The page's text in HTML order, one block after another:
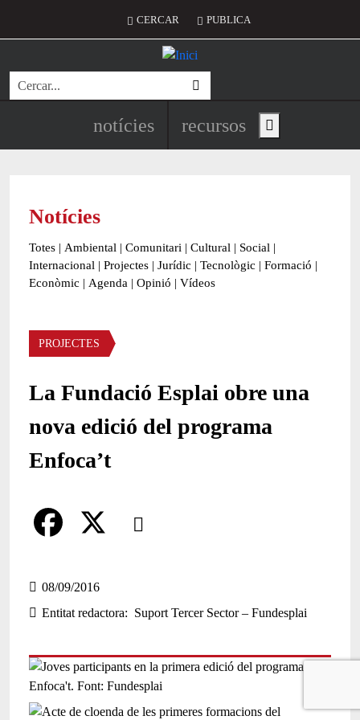
Menú del compte d'usuari
CERCAR PUBLICA
Cerca
Navegació principal de
notícies recursos Show main menu
Notícies
Totes | Ambiental | Comunitari | Cultural | Social |
Internacional | Projectes | Jurídic | Tecnològic | Formació |
Econòmic | Agenda | Opinió | Vídeos
Àmbit de la notícia
PROJECTES
La Fundació Esplai obre una
nova edició del programa
Enfoca’t
Comparteix
a
c
b
o
08/09/2016
Entitat redactora
Suport Tercer Sector – Fundesplai